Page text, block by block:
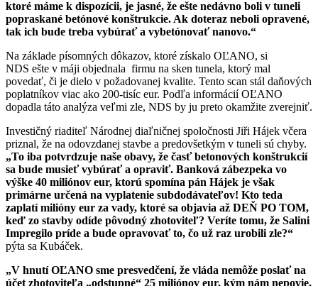
ktoré máme k dispozícii, je jasné, že ešte nedávno boli v tuneli
popraskané betónové konštrukcie. Ak doteraz neboli opravené,
tak ich bude treba vybúrať a vybetónovať nanovo.“
Na základe písomných dôkazov, ktoré získalo OĽANO, si
NDS ešte v máji objednala firmu na sken tunela, ktorý mal
povedať, či je dielo v požadovanej kvalite. Tento scan stál daňových
poplatníkov viac ako 200-tisíc eur. Podľa informácií OĽANO
dopadla táto analýza veľmi zle, NDS by ju preto okamžite zverejniť.
Investičný riaditeľ Národnej diaľničnej spoločnosti Jiři Hájek včera
priznal, že na odovzdanej stavbe a predovšetkým v tuneli sú chyby.
„To iba potvrdzuje naše obavy, že časť betonových konštrukcií
sa bude musieť vybúrať a opraviť. Banková zábezpeka vo
výške 40 miliónov eur, ktorú spomína pán Hájek je však
primárne určená na vyplatenie subdodávateľov! Kto teda
zaplatí milióny eur za vady, ktoré sa objavia až DEŇ PO TOM,
keď zo stavby odíde pôvodný zhotoviteľ? Veríte tomu, že Salini
Impregilo príde a bude opravovať to, čo už raz urobili zle?“
pýta sa Kubáček.
„V hnutí OĽANO sme presvedčení, že vláda nemôže poslať na
účet zhotoviteľa „odstupné“ 25 miliónov eur, kým nám nepovie,